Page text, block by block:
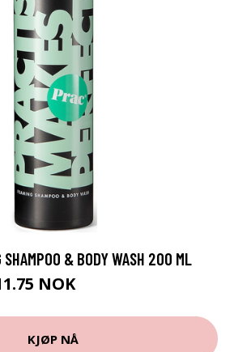
SHAMPOO & BODY WASH 200 ML
NOK
KJØP NÅ